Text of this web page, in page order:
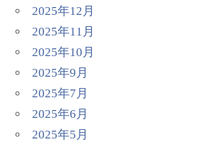
2025年12月
2025年11月
2025年10月
2025年9月
2025年7月
2025年6月
2025年5月